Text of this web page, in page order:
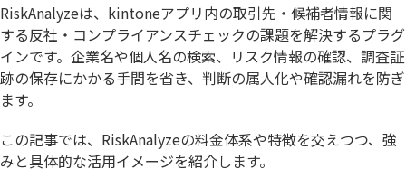
RiskAnalyzeは、kintoneアプリ内の取引先・候補者情報に関
する反社・コンプライアンスチェックの課題を解決するプラグ
インです。企業名や個人名の検索、リスク情報の確認、調査証
跡の保存にかかる手間を省き、判断の属人化や確認漏れを防ぎ
ます。
この記事では、RiskAnalyzeの料金体系や特徴を交えつつ、強
みと具体的な活用イメージを紹介します。